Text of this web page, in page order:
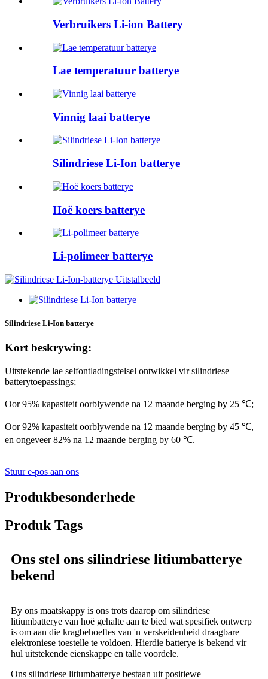
Verbruikers Li-ion Battery
Lae temperatuur batterye
Vinnig laai batterye
Silindriese Li-Ion batterye
Hoë koers batterye
Li-polimeer batterye
Silindriese Li-Ion batterye
Kort beskrywing:
Uitstekende lae selfontladingstelsel ontwikkel vir silindriese
batterytoepassings;
Oor 95% kapasiteit oorblywende na 12 maande berging by 25 ℃;
Oor 92% kapasiteit oorblywende na 12 maande berging by 45 ℃,
en ongeveer 82% na 12 maande berging by 60 ℃.
Stuur e-pos aan ons
Produkbesonderhede
Produk Tags
Ons stel ons silindriese litiumbatterye
bekend
By ons maatskappy is ons trots daarop om silindriese
litiumbatterye van hoë gehalte aan te bied wat spesifiek ontwerp
is om aan die kragbehoeftes van 'n verskeidenheid draagbare
elektroniese toestelle te voldoen. Hierdie batterye is bekend vir
hul uitstekende eienskappe en talle voordele.
Ons silindriese litiumbatterye bestaan ​​uit positiewe